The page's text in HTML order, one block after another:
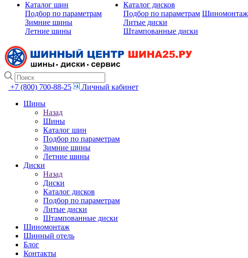
Каталог шин
Подбор по параметрам
Зимние шины
Летние шины
Каталог дисков
Подбор по параметрам
Литые диски
Штампованные диски
Шиномонтаж
+7 (800) 700-88-25
Личный кабинет
Шины
Назад
Шины
Каталог шин
Подбор по параметрам
Зимние шины
Летние шины
Диски
Назад
Диски
Каталог дисков
Подбор по параметрам
Литые диски
Штампованные диски
Шиномонтаж
Шинный отель
Блог
Контакты